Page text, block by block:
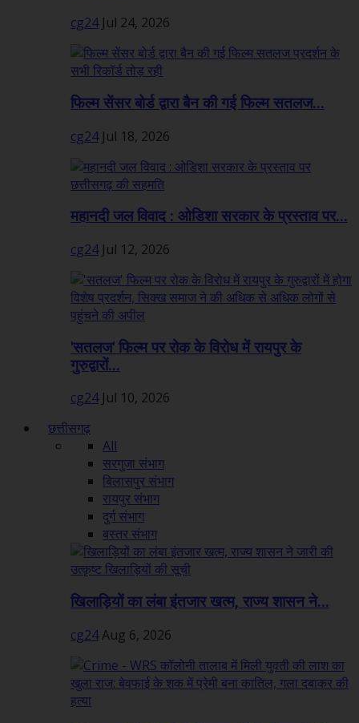
cg24 Jul 24, 2026
फिल्म सेंसर बोर्ड द्वारा बैन की गई फिल्म सतलज...
cg24 Jul 18, 2026
महानदी जल विवाद : ओडिशा सरकार के प्रस्ताव पर...
cg24 Jul 12, 2026
'सतलज' फिल्म पर रोक के विरोध में रायपुर के
गुरुद्वारों...
cg24 Jul 10, 2026
छत्तीसगढ़
All
सरगुजा संभाग
बिलासपुर संभाग
रायपुर संभाग
दुर्ग संभाग
बस्तर संभाग
खिलाड़ियों का लंबा इंतजार खत्म, राज्य शासन ने...
cg24Aug 6, 2026